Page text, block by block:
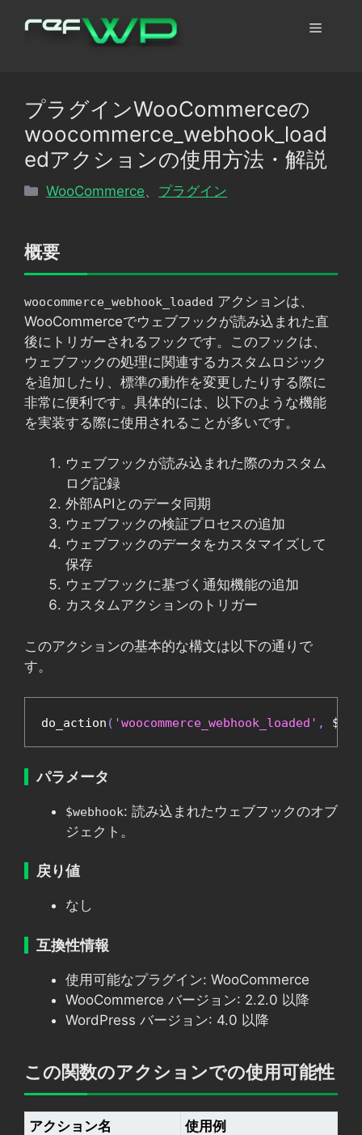
メ
ュ
ー
プラグインWooCommerceの
woocommerce_webhook_load
edアクションの使用方法・解説
カ
リ
WooCommerce プラグイン
概要
woocommerce_webhook_loaded アクションは、
WooCommerceでウェブフックが読み込まれた直
後にトリガーされるフックです。このフックは、
ウェブフックの処理に関連するカスタムロジック
を追加したり、標準の動作を変更したりする際に
非常に便利です。具体的には、以下のような機能
を実装する際に使用されることが多いです。
ウェブフックが読み込まれた際のカスタム
ログ記録
外部APIとのデータ同期
ウェブフックの検証プロセスの追加
ウェブフックのデータをカスタマイズして
保存
ウェブフックに基づく通知機能の追加
カスタムアクションのトリガー
このアクションの基本的な構文は以下の通りで
す。
do_action ( 'woocommerce_webhook_loaded' ,
パラメータ
$webhook: 読み込まれたウェブフックのオブ
ジェクト。
戻り値
なし
互換性情報
使用可能なプラグイン: WooCommerce
WooCommerce バージョン: 2.2.0 以降
WordPress バージョン: 4.0 以降
この関数のアクションでの使用可能性
アクション名
使用例